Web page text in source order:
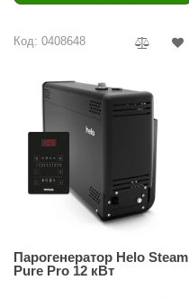
Код: 0408648
Парогенератор Helo Steam
Pure Pro 12 кВт